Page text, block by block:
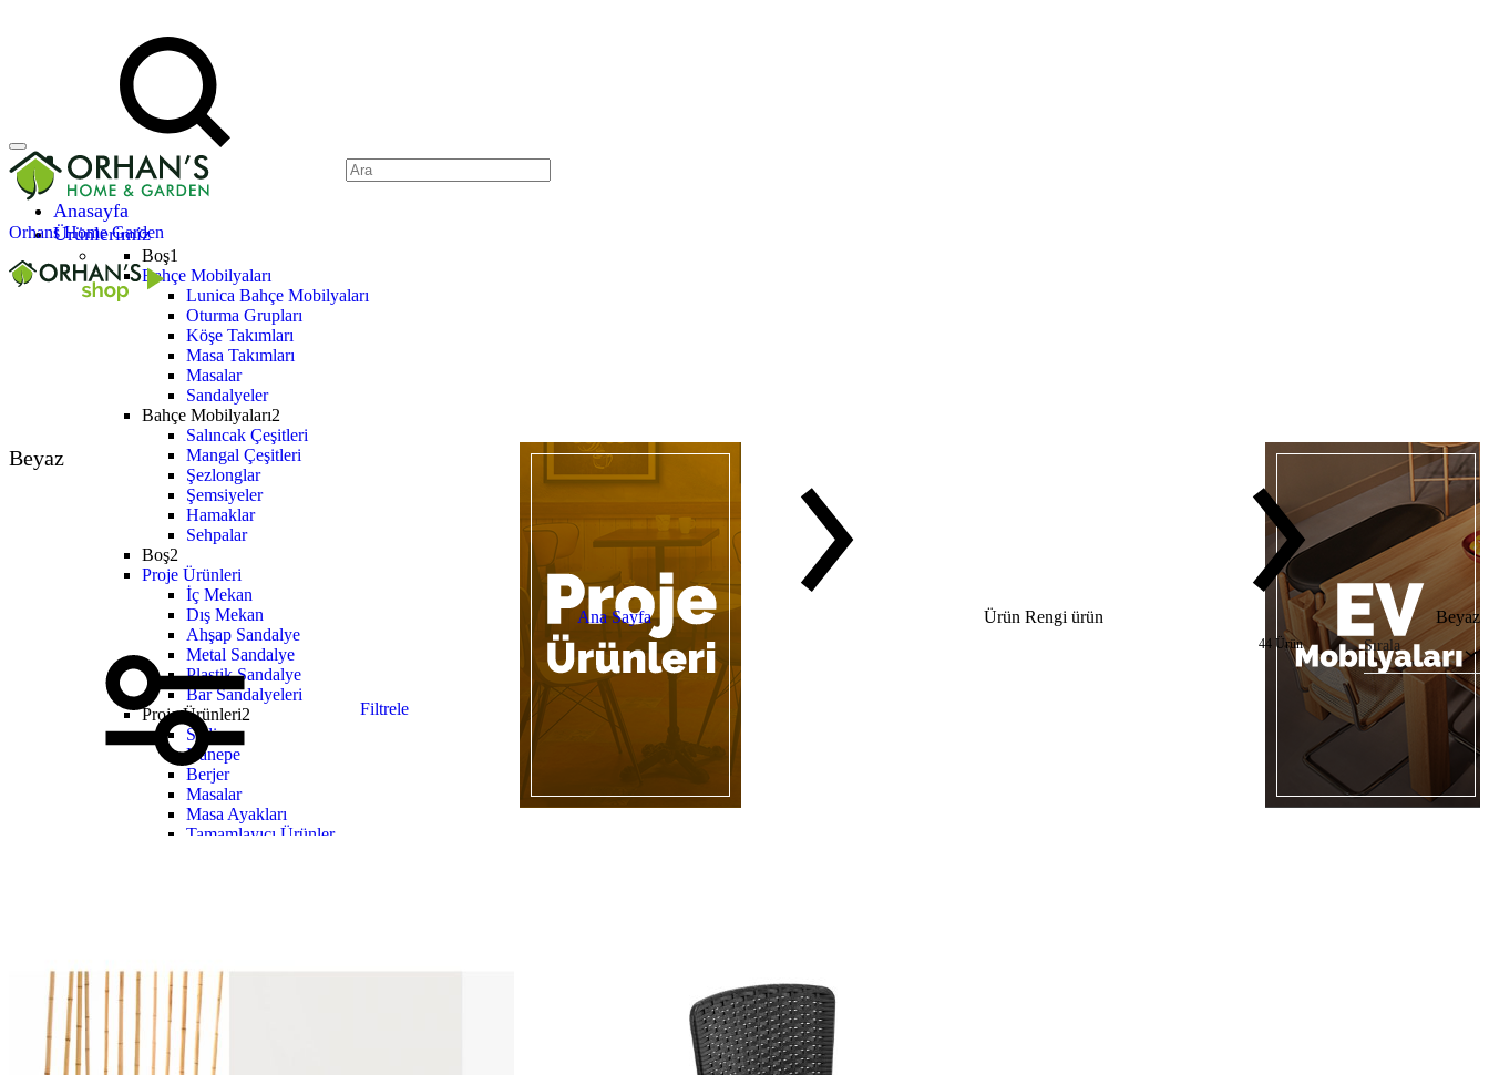
Anasayfa
Ürünlerimiz
Boş1
Bahçe Mobilyaları
Lunica Bahçe Mobilyaları
Oturma Grupları
Köşe Takımları
Masa Takımları
Masalar
Sandalyeler
Bahçe Mobilyaları2
Salıncak Çeşitleri
Mangal Çeşitleri
Şezlonglar
Şemsiyeler
Hamaklar
Sehpalar
Boş2
Proje Ürünleri
İç Mekan
Dış Mekan
Ahşap Sandalye
Metal Sandalye
Plastik Sandalye
Bar Sandalyeleri
Proje Ürünleri2
Sedir
Kanepe
Berjer
Masalar
Masa Ayakları
Tamamlayıcı Ürünler
Çalışma Odası
Koltuk ve Kanepe
Hakkımızda
Tanıtım
Orhans Home Garden
Beyaz
Ana Sayfa Ürün Rengi ürün Beyaz
Filtrele
Sırala
44 Ürün